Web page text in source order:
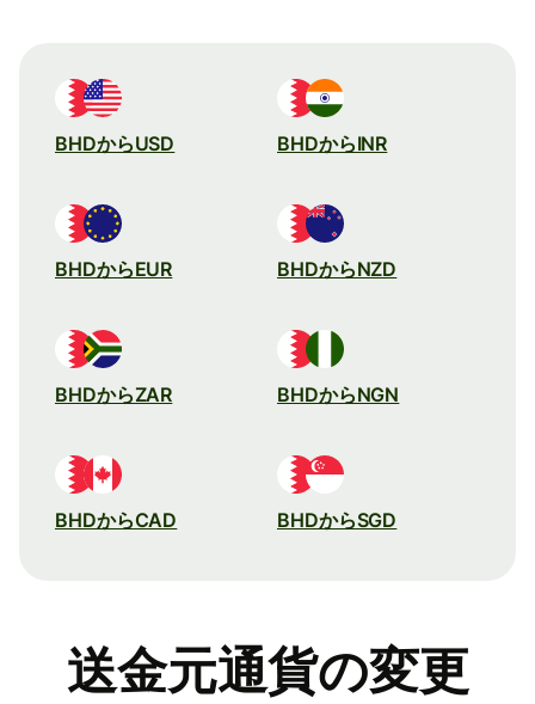
BHDからUSD BHDからINR
BHDからEUR BHDからNZD
BHDからZAR BHDからNGN
BHDからCAD BHDからSGD
送金元通貨の変更